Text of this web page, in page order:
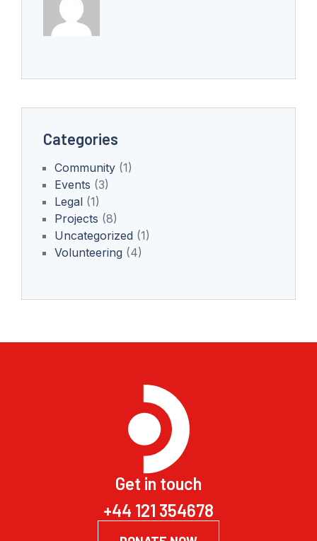
Categories
Community (1)
Events (3)
Legal (1)
Projects (8)
Uncategorized (1)
Volunteering (4)
Get in touch
+44 121 354678